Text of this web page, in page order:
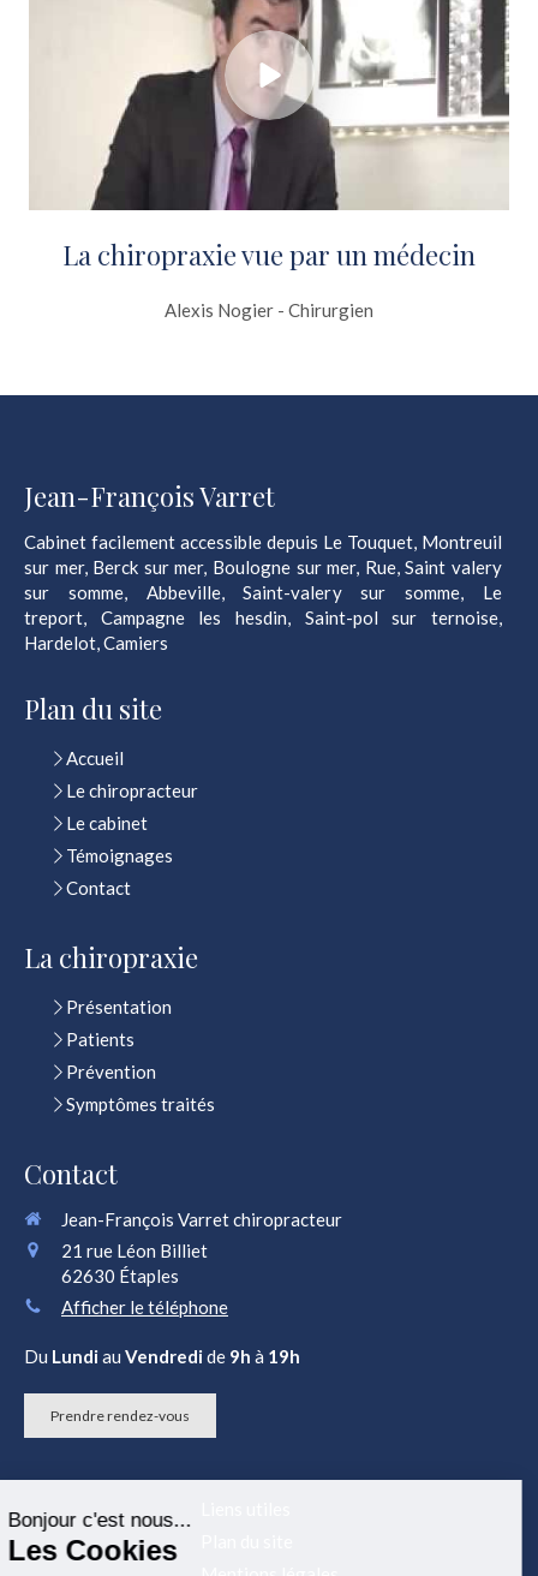
La chiropraxie vue par un médecin
Alexis Nogier - Chirurgien
Jean-François Varret
Cabinet facilement accessible depuis Le Touquet, Montreuil
sur mer, Berck sur mer, Boulogne sur mer, Rue, Saint valery
sur somme, Abbeville, Saint-valery sur somme, Le
treport, Campagne les hesdin, Saint-pol sur ternoise,
Hardelot, Camiers
Plan du site
Accueil
Le chiropracteur
Le cabinet
Témoignages
Contact
La chiropraxie
Présentation
Patients
Prévention
Symptômes traités
Contact
Jean-François Varret chiropracteur
21 rue Léon Billiet
62630 Étaples
Afficher le téléphone
Du Lundiau Vendredide 9h à 19h
Prendre rendez-vous
Les Cookies